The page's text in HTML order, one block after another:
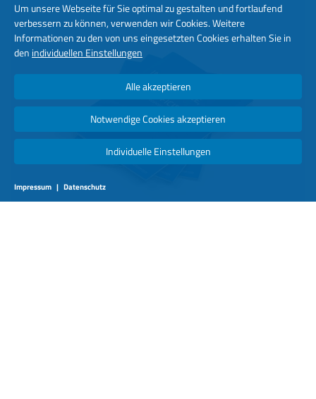
Um unsere Webseite für Sie optimal zu gestalten und fortlaufend
verbessern zu können, verwenden wir Cookies. Weitere
Informationen zu den von uns eingesetzten Cookies erhalten Sie in
den individuellen Einstellungen
Alle akzeptieren
Notwendige Cookies akzeptieren
Impressum | Datenschutz
Individuelle Einstellungen